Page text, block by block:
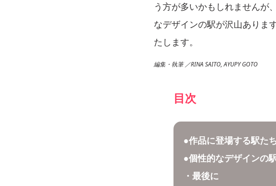
う方が多いかもしれませんが
なデザインの駅が沢山ありま
たします。
編集・執筆 ／RINA SAITO, AYUPY GOTO
目次
●作品に登場する駅た
●個性的なデザインの
・最後に